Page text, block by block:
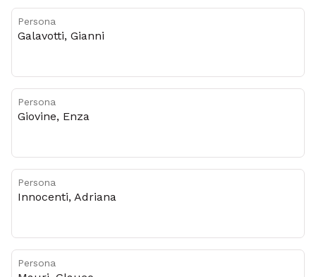
Persona
Galavotti, Gianni
Persona
Giovine, Enza
Persona
Innocenti, Adriana
Persona